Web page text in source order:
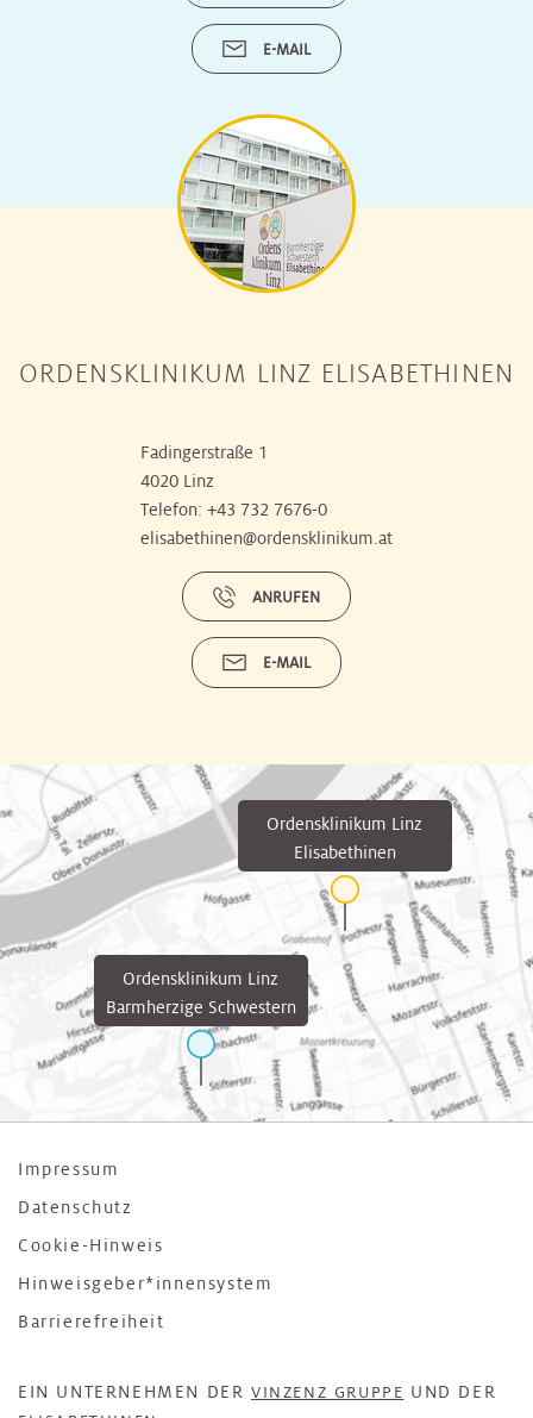
E-MAIL
ORDENSKLINIKUM LINZ ELISABETHINEN
Fadingerstraße 1
4020 Linz
Telefon: +43 732 7676-0
elisabethinen@ordensklinikum.at
ANRUFEN
E-MAIL
Ordensklinikum Linz
Barmherzige Schwestern
Ordensklinikum Linz
Elisabethinen
Impressum
Datenschutz
Cookie-Hinweis
Hinweisgeber*innensystem
Barrierefreiheit
EIN UNTERNEHMEN DER VINZENZ GRUPPE UND DER